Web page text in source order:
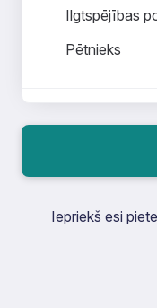
Ilgtspējības
Pētnieks
Finanšu pratība
Finanšu tirgi
Iepriekš esi